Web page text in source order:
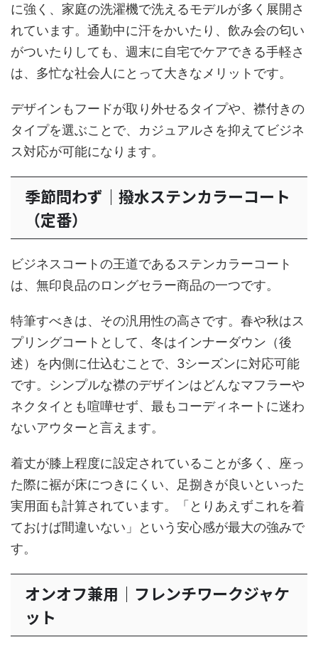
に強く、家庭の洗濯機で洗えるモデルが多く展開さ
れています。通勤中に汗をかいたり、飲み会の匂い
がついたりしても、週末に自宅でケアできる手軽さ
は、多忙な社会人にとって大きなメリットです。
デザインもフードが取り外せるタイプや、襟付きの
タイプを選ぶことで、カジュアルさを抑えてビジネ
ス対応が可能になります。
季節問わず｜撥水ステンカラーコート
（定番）
ビジネスコートの王道であるステンカラーコート
は、無印良品のロングセラー商品の一つです。
特筆すべきは、その汎用性の高さです。春や秋はス
プリングコートとして、冬はインナーダウン（後
述）を内側に仕込むことで、3シーズンに対応可能
です。シンプルな襟のデザインはどんなマフラーや
ネクタイとも喧嘩せず、最もコーディネートに迷わ
ないアウターと言えます。
着丈が膝上程度に設定されていることが多く、座っ
た際に裾が床につきにくい、足捌きが良いといった
実用面も計算されています。「とりあえずこれを着
ておけば間違いない」という安心感が最大の強みで
す。
オンオフ兼用｜フレンチワークジャケ
ット